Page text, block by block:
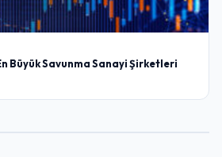
Büyük Savunma Sanayi Şirketleri